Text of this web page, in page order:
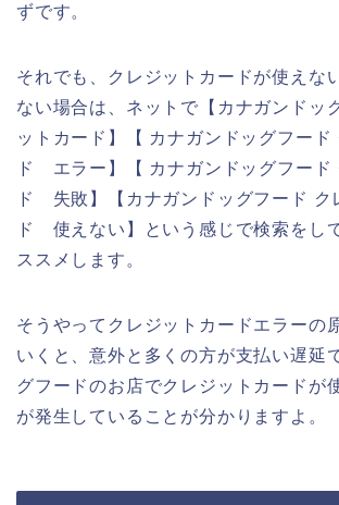
ずです。
それでも、クレジットカードが使えな
ない場合は、ネットで【カナガンドッ
ットカード】【 カナガンドッグフード
ド エラー】【 カナガンドッグフード
ド 失敗】【カナガンドッグフード ク
ド 使えない】という感じで検索をし
ススメします。
そうやってクレジットカードエラーの
いくと、意外と多くの方が支払い遅延
グフードのお店でクレジットカードが
が発生していることが分かりますよ。